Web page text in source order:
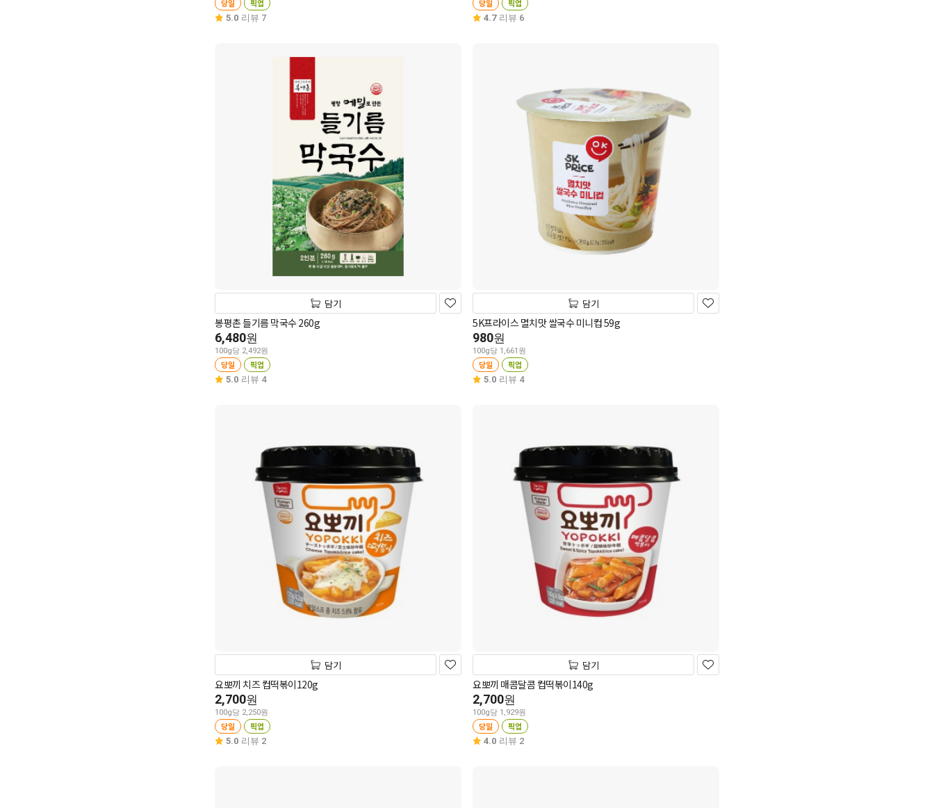
당일 픽업
5.0 리뷰 7
당일 픽업
4.7 리뷰 6
담기
봉평촌 들기름 막국수 260g
6,480원
100g당 2,492원
당일 픽업
5.0 리뷰 4
담기
5K프라이스 멸치맛 쌀국수 미니컵 59g
980원
100g당 1,661원
당일 픽업
5.0 리뷰 4
담기
요뽀끼 치즈 컵떡볶이120g
2,700원
100g당 2,250원
당일 픽업
5.0 리뷰 2
담기
요뽀끼 매콤달콤 컵떡볶이140g
2,700원
100g당 1,929원
당일 픽업
4.0 리뷰 2